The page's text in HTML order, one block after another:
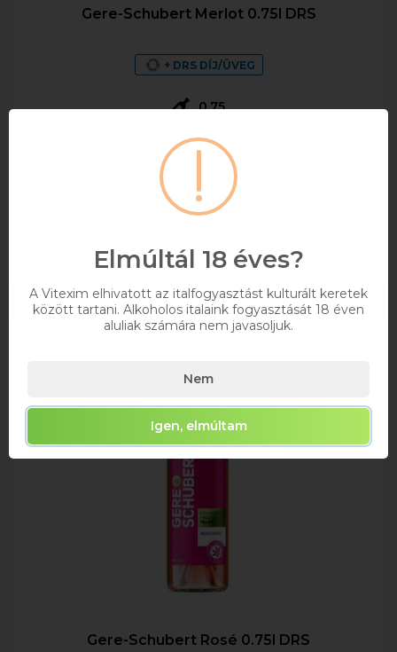
Gere-Schubert Merlot 0.75l DRS
+ DRS DÍJ/ÜVEG
0,75
2 153 Ft
Kosárba
Gere-Schubert Rosé 0.75l DRS
Elmúltál 18 éves?
A Vitexim elhivatott az italfogyasztást kulturált keretek
között tartani. Alkoholos italaink fogyasztását 18 éven
aluliak számára nem javasoljuk.
Nem
Igen, elmúltam